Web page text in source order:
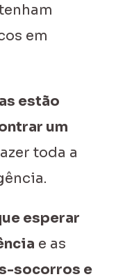
em
estão
um
toda a
esperar
e as
socorros e